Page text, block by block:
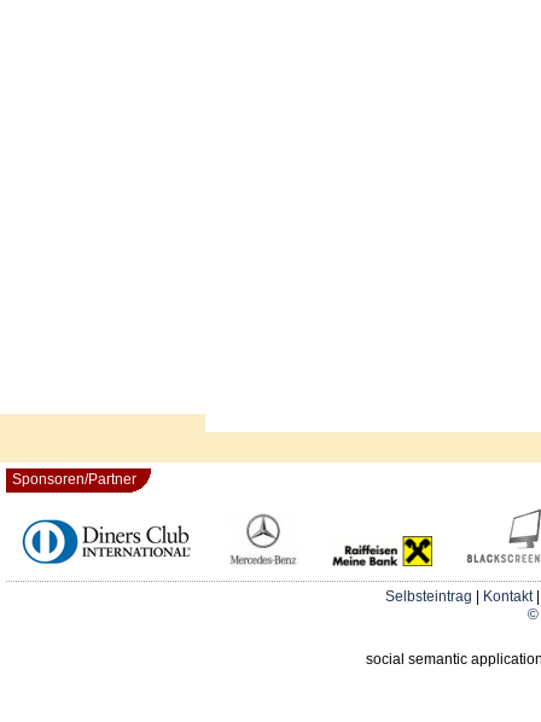
Sponsoren/Partner
Selbsteintrag Kontakt
©
social semantic